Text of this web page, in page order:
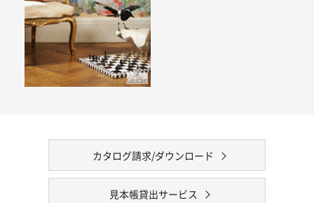
カタログ請求/ダウンロード
見本帳貸出サービス